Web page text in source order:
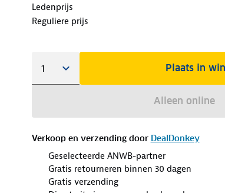
Ledenprijs
Reguliere prijs
Plaats in
Alleen online
Verkoop en verzending door DealDonkey
Geselecteerde ANWB-partner
Gratis retourneren binnen 30 dagen
Gratis verzending